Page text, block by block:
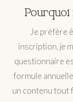
Pourquoi
Je préfère
inscription, je
questionnaire
formule
un contenu tout